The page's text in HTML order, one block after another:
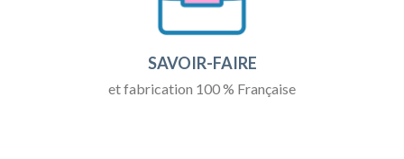
SAVOIR-FAIRE
et fabrication 100 % Française